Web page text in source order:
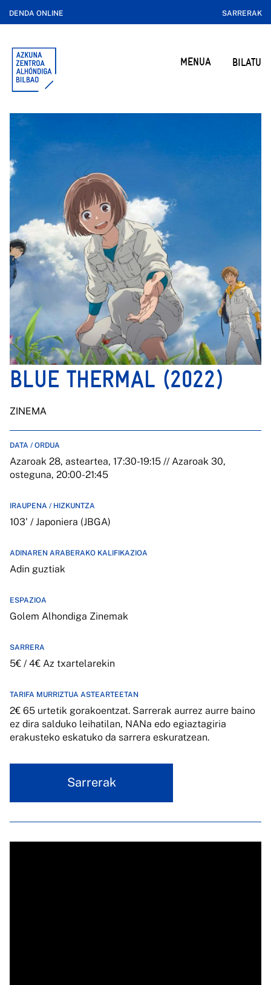
DENDA ONLINE SARRERAK
MENUA BILATU
BLUE THERMAL (2022)
ZINEMA
DATA / ORDUA
Azaroak 28, asteartea, 17:30-19:15 // Azaroak 30,
osteguna, 20:00-21:45
IRAUPENA / HIZKUNTZA
103' / Japoniera (JBGA)
ADINAREN ARABERAKO KALIFIKAZIOA
Adin guztiak
ESPAZIOA
Golem Alhondiga Zinemak
SARRERA
5€ / 4€ Az txartelarekin
TARIFA MURRIZTUA ASTEARTEETAN
2€ 65 urtetik gorakoentzat. Sarrerak aurrez aurre baino
ez dira salduko leihatilan, NANa edo egiaztagiria
erakusteko eskatuko da sarrera eskuratzean.
Sarrerak